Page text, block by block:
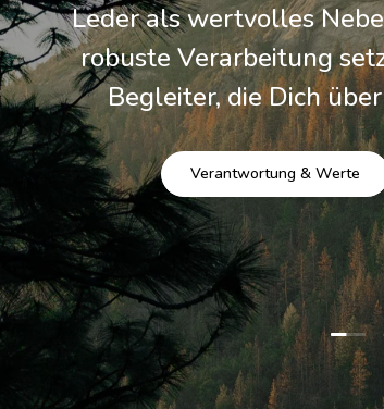
Leder als wertvolles
robuste Verarbeitung
Begleiter, die Dich
Verantwortung & Werte